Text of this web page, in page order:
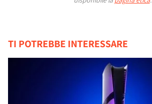
TI POTREBBE INTERESSARE